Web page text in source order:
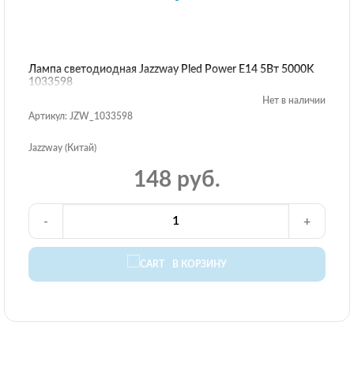
Лампа светодиодная Jazzway Pled Power E14 5Вт 5000K
1033598
Нет в наличии
Артикул: JZW_1033598
Jazzway (Китай)
148 руб.
В КОРЗИНУ
- +